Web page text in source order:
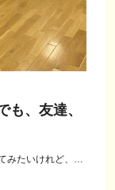
も、友達、
みたいけれど、ど